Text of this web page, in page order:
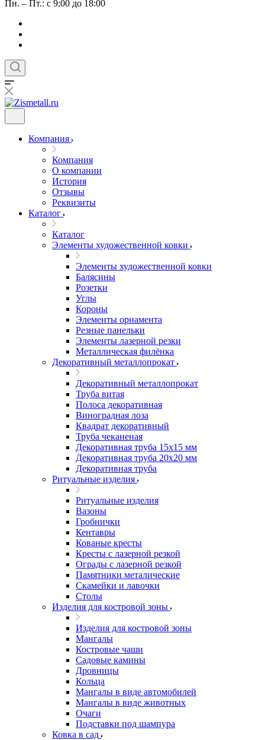
Пн. – Пт.: с 9:00 до 18:00
Компания
Компания
О компании
История
Отзывы
Реквизиты
Каталог
Каталог
Элементы художественной ковки
Элементы художественной ковки
Балясины
Розетки
Углы
Короны
Элементы орнамента
Резные панельки
Элементы лазерной резки
Металлическая филёнка
Декоративный металлопрокат
Декоративный металлопрокат
Труба витая
Полоса декоративная
Виноградная лоза
Квадрат декоративный
Труба чеканеная
Декоративная труба 15х15 мм
Декоративная труба 20х20 мм
Декоративная труба
Ритуальные изделия
Ритуальные изделия
Вазоны
Гробнички
Кентавры
Кованые кресты
Кресты с лазерной резкой
Ограды с лазерной резкой
Памятники металические
Скамейки и лавочки
Столы
Изделия для костровой зоны
Изделия для костровой зоны
Мангалы
Костровые чаши
Садовые камины
Дровницы
Кольца
Мангалы в виде автомобилей
Мангалы в виде животных
Очаги
Подставки под шампура
Ковка в сад